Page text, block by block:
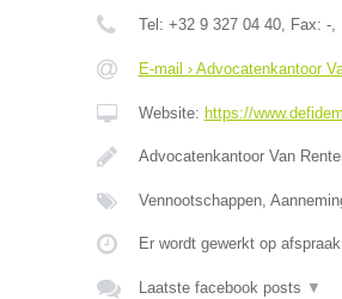
Tel: +32 9 327 04 40, Fax: -,
E-mail › Advocatenkantoor
Website: https://
Advocatenkantoor Van
Vennootschappen,
Er wordt gewerkt op
Laatste facebook posts ▼